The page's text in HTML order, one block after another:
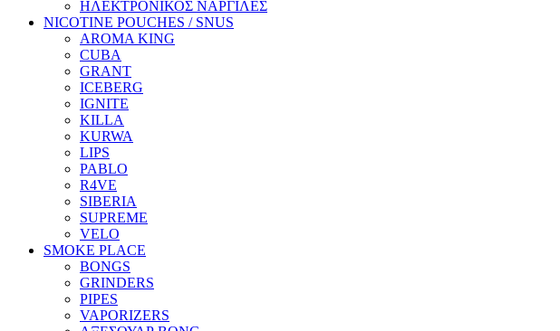
ΗΛΕΚΤΡΟΝΙΚΟΣ ΝΑΡΓΙΛΕΣ
NICOTINE POUCHES / SNUS
AROMA KING
CUBA
GRANT
ICEBERG
IGNITE
KILLA
KURWA
LIPS
PABLO
R4VE
SIBERIA
SUPREME
VELO
SMOKE PLACE
BONGS
GRINDERS
PIPES
VAPORIZERS